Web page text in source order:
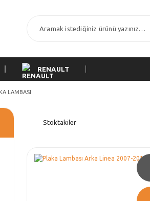
RENAULT
LAMBASI
Stoktakiler